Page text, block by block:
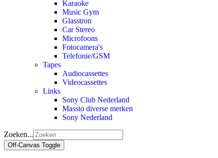
Karaoke
Music Gym
Glasstron
Car Stereo
Microfoons
Fotocamera's
Telefonie/GSM
Tapes
Audiocassettes
Videocassettes
Links
Sony Club Nederland
Massto diverse merken
Sony Nederland
Zoeken...
Off-Canvas Toggle